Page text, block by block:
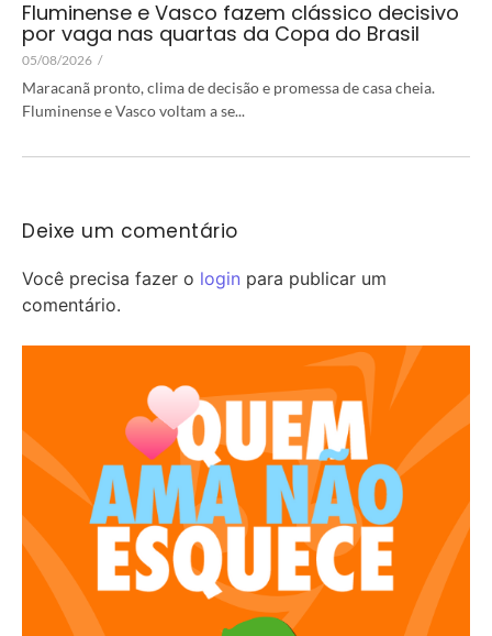
Fluminense e Vasco fazem clássico decisivo
por vaga nas quartas da Copa do Brasil
05/08/2026 /
Maracanã pronto, clima de decisão e promessa de casa cheia.
Fluminense e Vasco voltam a se...
Deixe um comentário
Você precisa fazer o login para publicar um
comentário.